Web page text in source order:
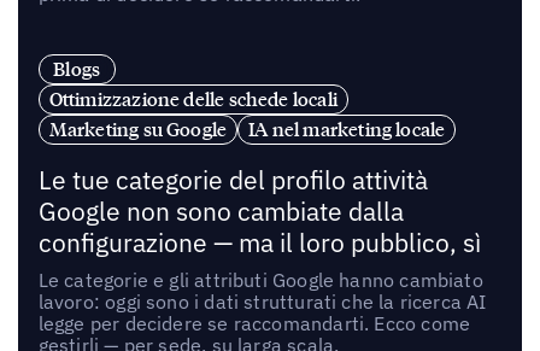
Blogs
Ottimizzazione delle schede locali
Marketing su Google
IA nel marketing locale
Le tue categorie del profilo attività
Google non sono cambiate dalla
configurazione — ma il loro pubblico, sì
Le categorie e gli attributi Google hanno cambiato
lavoro: oggi sono i dati strutturati che la ricerca AI
legge per decidere se raccomandarti. Ecco come
gestirli — per sede, su larga scala.